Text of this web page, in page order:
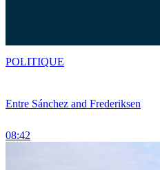
Entre Sánchez and Frederiksen
08:42
POLITIQUE